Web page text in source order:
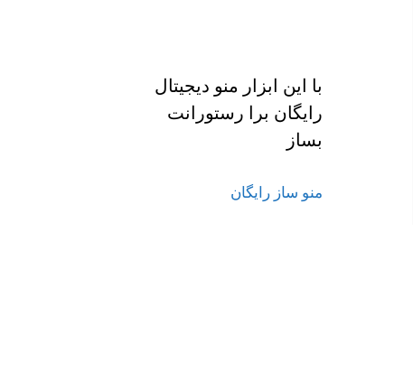
با این ابزار منو دیجیتال
رایگان برا رستورانت
بساز
منو ساز رایگان